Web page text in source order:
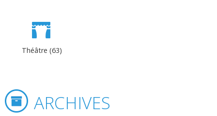
Théâtre (63)
ARCHIVES